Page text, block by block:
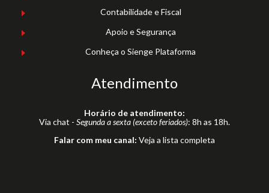
Contabilidade e Fiscal
Apoio e Segurança
Conheça o Sienge Plataforma
Atendimento
Horário de atendimento:
Via chat - Segunda a sexta (exceto feriados): 8h as 18h.
Falar com meu canal: Veja a lista completa